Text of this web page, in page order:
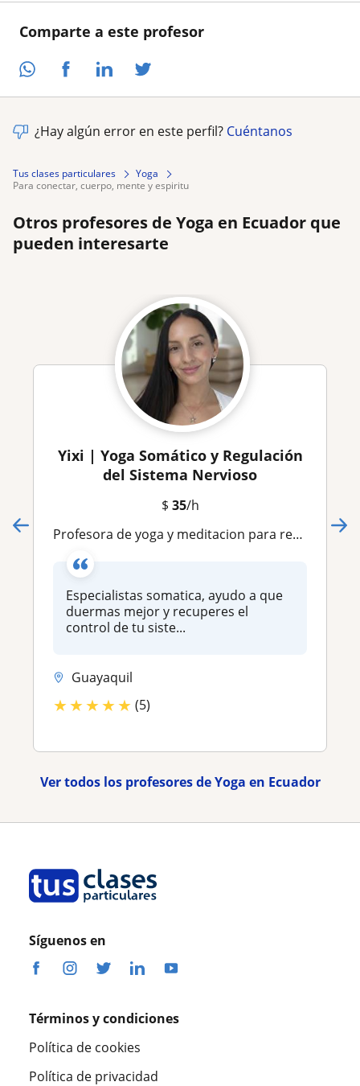
Comparte a este profesor
¿Hay algún error en este perfil? Cuéntanos
Tus clases particulares
Yoga
para conectar, cuerpo, mente y espiritu
Otros profesores de Yoga en Ecuador que
pueden interesarte
Yixi | Yoga Somático y Regulación
del Sistema Nervioso
$ 35/h
Profesora de yoga y meditacion para reducir la ansiedad y mejorar el sueño
Especialistas somatica, ayudo a que
duermas mejor y recuperes el
control de tu siste...
Guayaquil
★★★★★ (5)
Ver todos los profesores de Yoga en Ecuador
Síguenos en
Términos y condiciones
Política de cookies
Política de privacidad